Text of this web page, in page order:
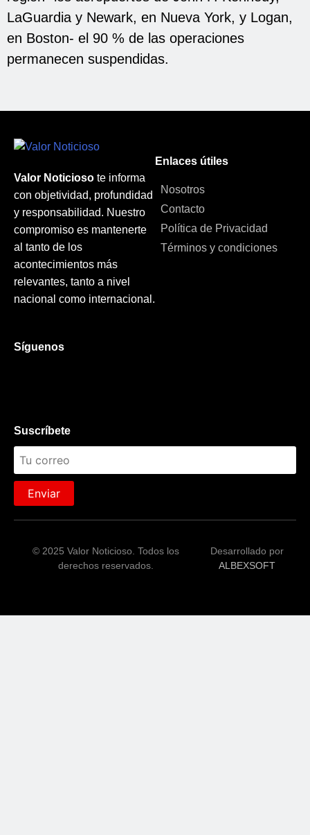
LaGuardia y Newark, en Nueva York, y Logan,
en Boston- el 90 % de las operaciones
permanecen suspendidas.
Valor Noticioso te informa
con objetividad, profundidad
y responsabilidad. Nuestro
compromiso es mantenerte
al tanto de los
acontecimientos más
relevantes, tanto a nivel
nacional como internacional.
Enlaces útiles
Nosotros
Contacto
Política de Privacidad
Términos y condiciones
Síguenos
Suscríbete
Enviar
© 2025 Valor Noticioso. Todos los
derechos reservados.
Desarrollado por
ALBEXSOFT